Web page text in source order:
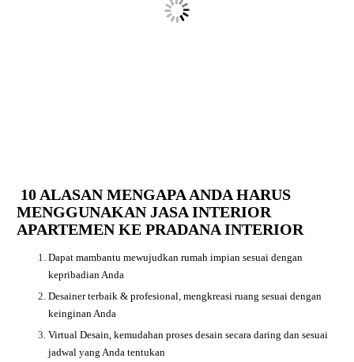
10 ALASAN MENGAPA ANDA HARUS
MENGGUNAKAN JASA INTERIOR
APARTEMEN KE PRADANA INTERIOR
Dapat mambantu mewujudkan rumah impian sesuai dengan
kepribadian Anda
Desainer terbaik & profesional, mengkreasi ruang sesuai dengan
keinginan Anda
Virtual Desain, kemudahan proses desain secara daring dan sesuai
jadwal yang Anda tentukan